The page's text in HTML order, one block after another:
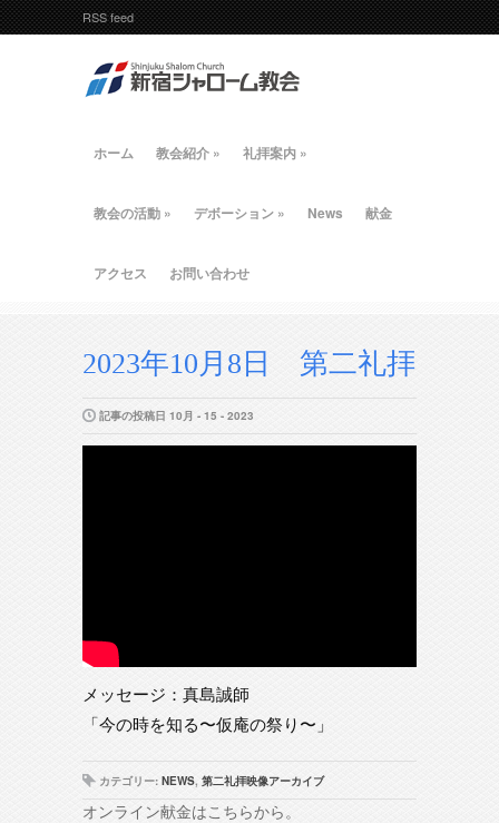
RSS feed
ホーム 教会紹介 » 礼拝案内 »
教会の活動 » デボーション » News 献金
アクセス お問い合わせ
2023年10月8日 第二礼拝
記事の投稿日 10月 - 15 - 2023
メッセージ：真島誠師
「今の時を知る〜仮庵の祭り〜」
カテゴリー: NEWS, 第二礼拝映像アーカイブ
オンライン献金はこちらから。